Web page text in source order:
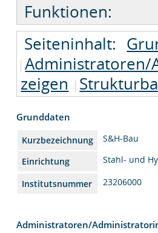
Funktionen:
Seiteninhalt:
zeigen
Grunddaten
Kurzbezeichnung
S&H-Bau
Einrichtung
Stahl- und
Institutsnummer 23206000
Administratoren/